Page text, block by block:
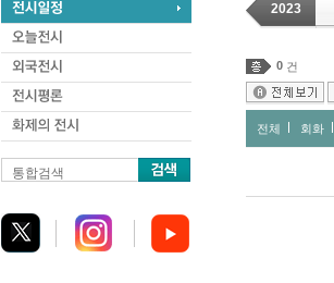
통합검색
2023
0 건
전체 회화